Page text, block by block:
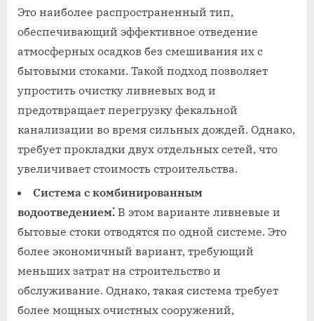
Это наиболее распространенный тип,
обеспечивающий эффективное отведение
атмосферных осадков без смешивания их с
бытовыми стоками. Такой подход позволяет
упростить очистку ливневых вод и
предотвращает перегрузку фекальной
канализации во время сильных дождей. Однако,
требует прокладки двух отдельных сетей, что
увеличивает стоимость строительства.
Система с комбинированным
водоотведением⁚ В этом варианте ливневые и
бытовые стоки отводятся по одной системе. Это
более экономичный вариант, требующий
меньших затрат на строительство и
обслуживание. Однако, такая система требует
более мощных очистных сооружений,